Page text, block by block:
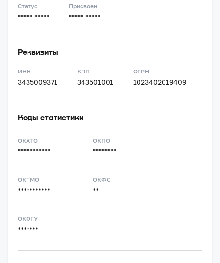
Статус
***** *****
Присвоен
***** *****
Реквизиты
ИНН
3435009371
КПП
343501001
ОГРН
1023402019409
Коды статистики
ОКАТО
***********
ОКПО
********
ОКТМО
***********
ОКФС
**
ОКОГУ
*******